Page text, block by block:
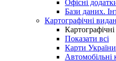
Офісні
Бази даних.
Картографічні
Показати всі
Карти України
Автомобільні